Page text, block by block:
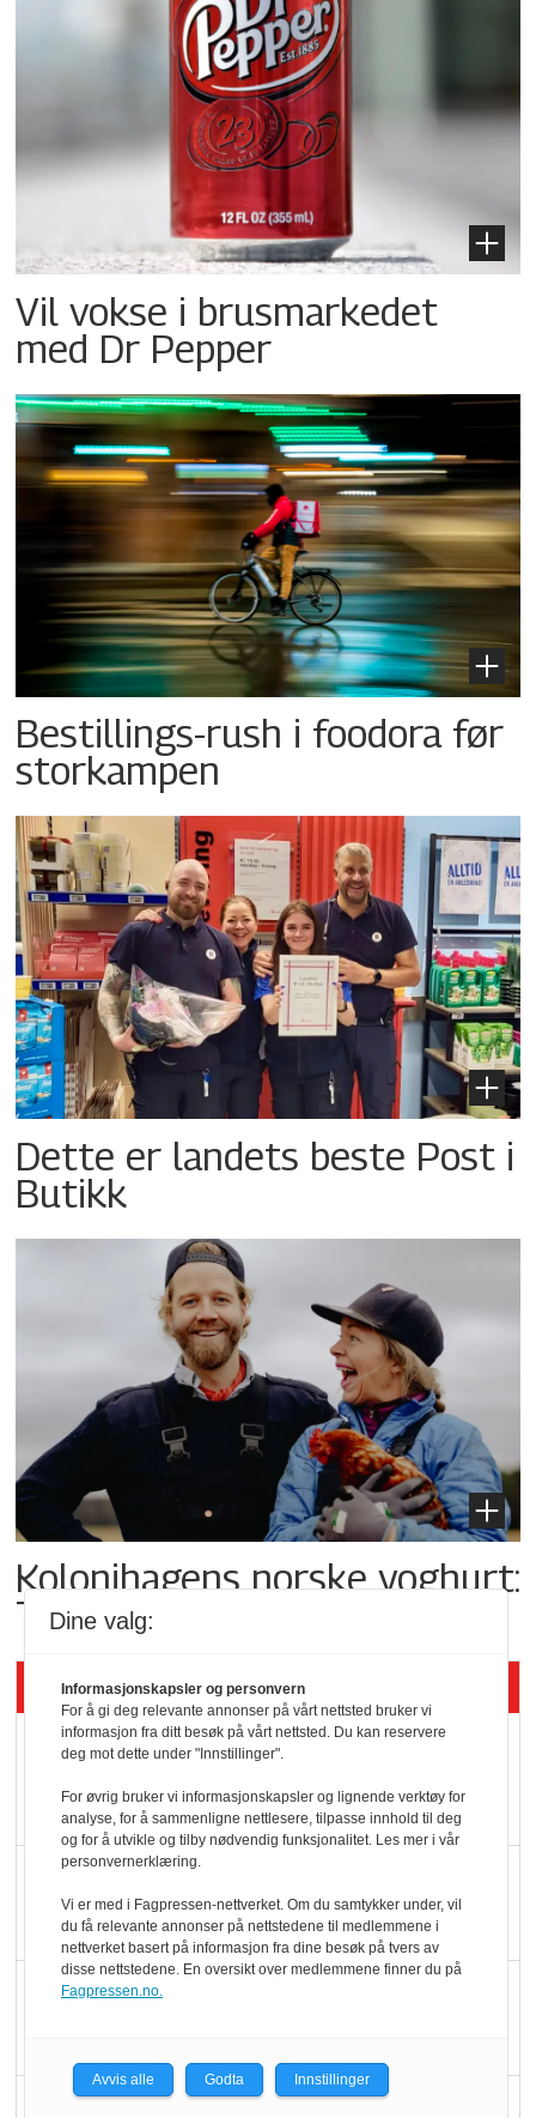
Vil vokse i brusmarkedet
med Dr Pepper
Bestillings-rush i foodora før
storkampen
Dette er landets beste Post i
Butikk
Kolonihagens norske yoghurt:
Trues av melkemangel
Siste artikler - KBS
Mat er viktigere enn
pris når elbilister
velger ladestopp
legger ned hver måned
Dine valg:
Informasjonskapsler og personvern
For å gi deg relevante annonser på vårt nettsted bruker vi
informasjon fra ditt besøk på vårt nettsted. Du kan reservere
deg mot dette under "Innstillinger".
For øvrig bruker vi informasjonskapsler og lignende verktøy for
analyse, for å sammenligne nettlesere, tilpasse innhold til deg
og for å utvikle og tilby nødvendig funksjonalitet. Les mer i vår
personvernerklæring.
Vi er med i Fagpressen-nettverket. Om du samtykker under, vil
du få relevante annonser på nettstedene til medlemmene i
nettverket basert på informasjon fra dine besøk på tvers av
disse nettstedene. En oversikt over medlemmene finner du på
Fagpressen.no.
Avvis alle Godta Innstillinger